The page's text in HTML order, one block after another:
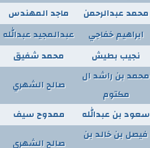
محمد عبدالرحمن ماجد المهندس
ابراهيم خفاجي عبدالمجيد عبدالله
نجيب بطيش محمد شفيق
محمد بن راشد ال
مكتوم
صالح الشهري
سعود بن عبدالله ممدوح سيف
فيصل بن خالد بن
صالح الشهري